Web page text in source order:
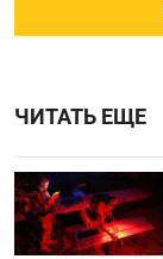
ЧИТАТЬ ЕЩЕ